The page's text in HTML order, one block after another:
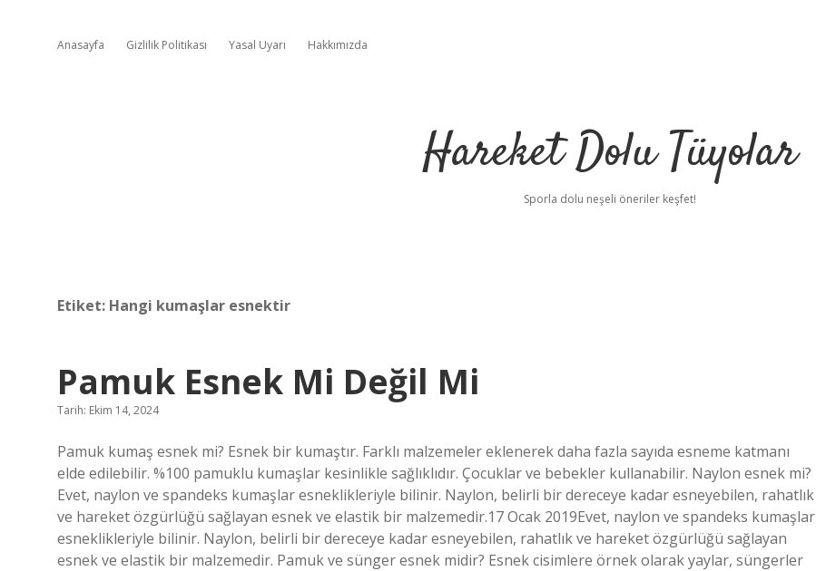
Anasayfa Gizlilik Politikası Yasal Uyarı Hakkımızda
Hareket Dolu Tüyolar
Sporla dolu neşeli öneriler keşfet!
Etiket: Hangi kumaşlar esnektir
Pamuk Esnek Mi Değil Mi
Tarih: Ekim 14, 2024
Pamuk kumaş esnek mi? Esnek bir kumaştır. Farklı malzemeler eklenerek daha fazla sayıda esneme katmanı
elde edilebilir. %100 pamuklu kumaşlar kesinlikle sağlıklıdır. Çocuklar ve bebekler kullanabilir. Naylon esnek mi?
Evet, naylon ve spandeks kumaşlar esneklikleriyle bilinir. Naylon, belirli bir dereceye kadar esneyebilen, rahatlık
ve hareket özgürlüğü sağlayan esnek ve elastik bir malzemedir.17 Ocak 2019Evet, naylon ve spandeks kumaşlar
esneklikleriyle bilinir. Naylon, belirli bir dereceye kadar esneyebilen, rahatlık ve hareket özgürlüğü sağlayan
esnek ve elastik bir malzemedir. Pamuk ve sünger esnek midir? Esnek cisimlere örnek olarak yaylar, süngerler